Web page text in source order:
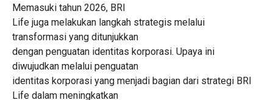
Memasuki tahun 2026, BRI
Life juga melakukan langkah strategis melalui
transformasi yang ditunjukkan
dengan penguatan identitas korporasi. Upaya ini
diwujudkan melalui penguatan
identitas korporasi yang menjadi bagian dari strategi BRI
Life dalam meningkatkan